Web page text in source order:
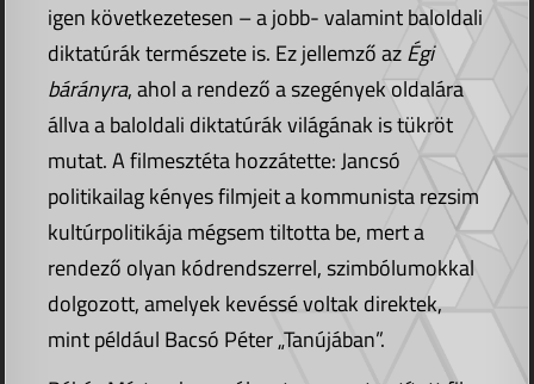
igen következetesen – a jobb- valamint baloldali
diktatúrák természete is. Ez jellemző azÉgi
bárányra, ahol a rendező a szegények oldalára
állva a baloldali diktatúrák világának is tükröt
mutat. A filmesztéta hozzátette: Jancsó
politikailag kényes filmjeit a kommunista rezsim
kultúrpolitikája mégsem tiltotta be, mert a
rendező olyan kódrendszerrel, szimbólumokkal
dolgozott, amelyek kevéssé voltak direktek,
mint például Bacsó Péter „Tanújában”.